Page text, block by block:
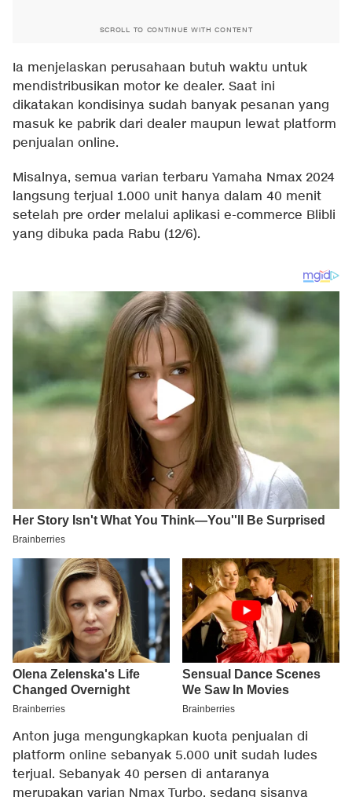
SCROLL TO CONTINUE WITH CONTENT
Ia menjelaskan perusahaan butuh waktu untuk
mendistribusikan motor ke dealer. Saat ini
dikatakan kondisinya sudah banyak pesanan yang
masuk ke pabrik dari dealer maupun lewat platform
penjualan online.
Misalnya, semua varian terbaru Yamaha Nmax 2024
langsung terjual 1.000 unit hanya dalam 40 menit
setelah pre order melalui aplikasi e-commerce Blibli
yang dibuka pada Rabu (12/6).
Anton juga mengungkapkan kuota penjualan di
platform online sebanyak 5.000 unit sudah ludes
terjual. Sebanyak 40 persen di antaranya